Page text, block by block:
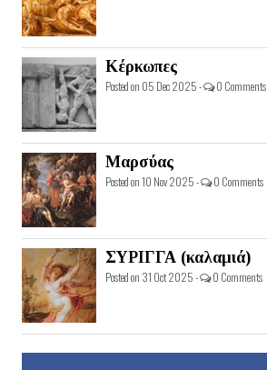
Κέρκωπες
Posted on 05 Dec 2025 - 0 Comments
Μαρσύας
Posted on 10 Nov 2025 - 0 Comments
ΣΥΡΙΓΓΑ (καλαμιά)
Posted on 31 Oct 2025 - 0 Comments